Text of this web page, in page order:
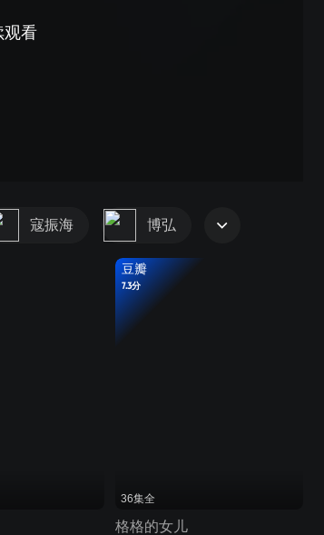
观看
寇振海 博弘
豆瓣
7.3分
36集全
格格的女儿